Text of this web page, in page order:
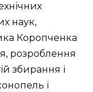
наук,
Коропченка
розроблення
збирання і
і